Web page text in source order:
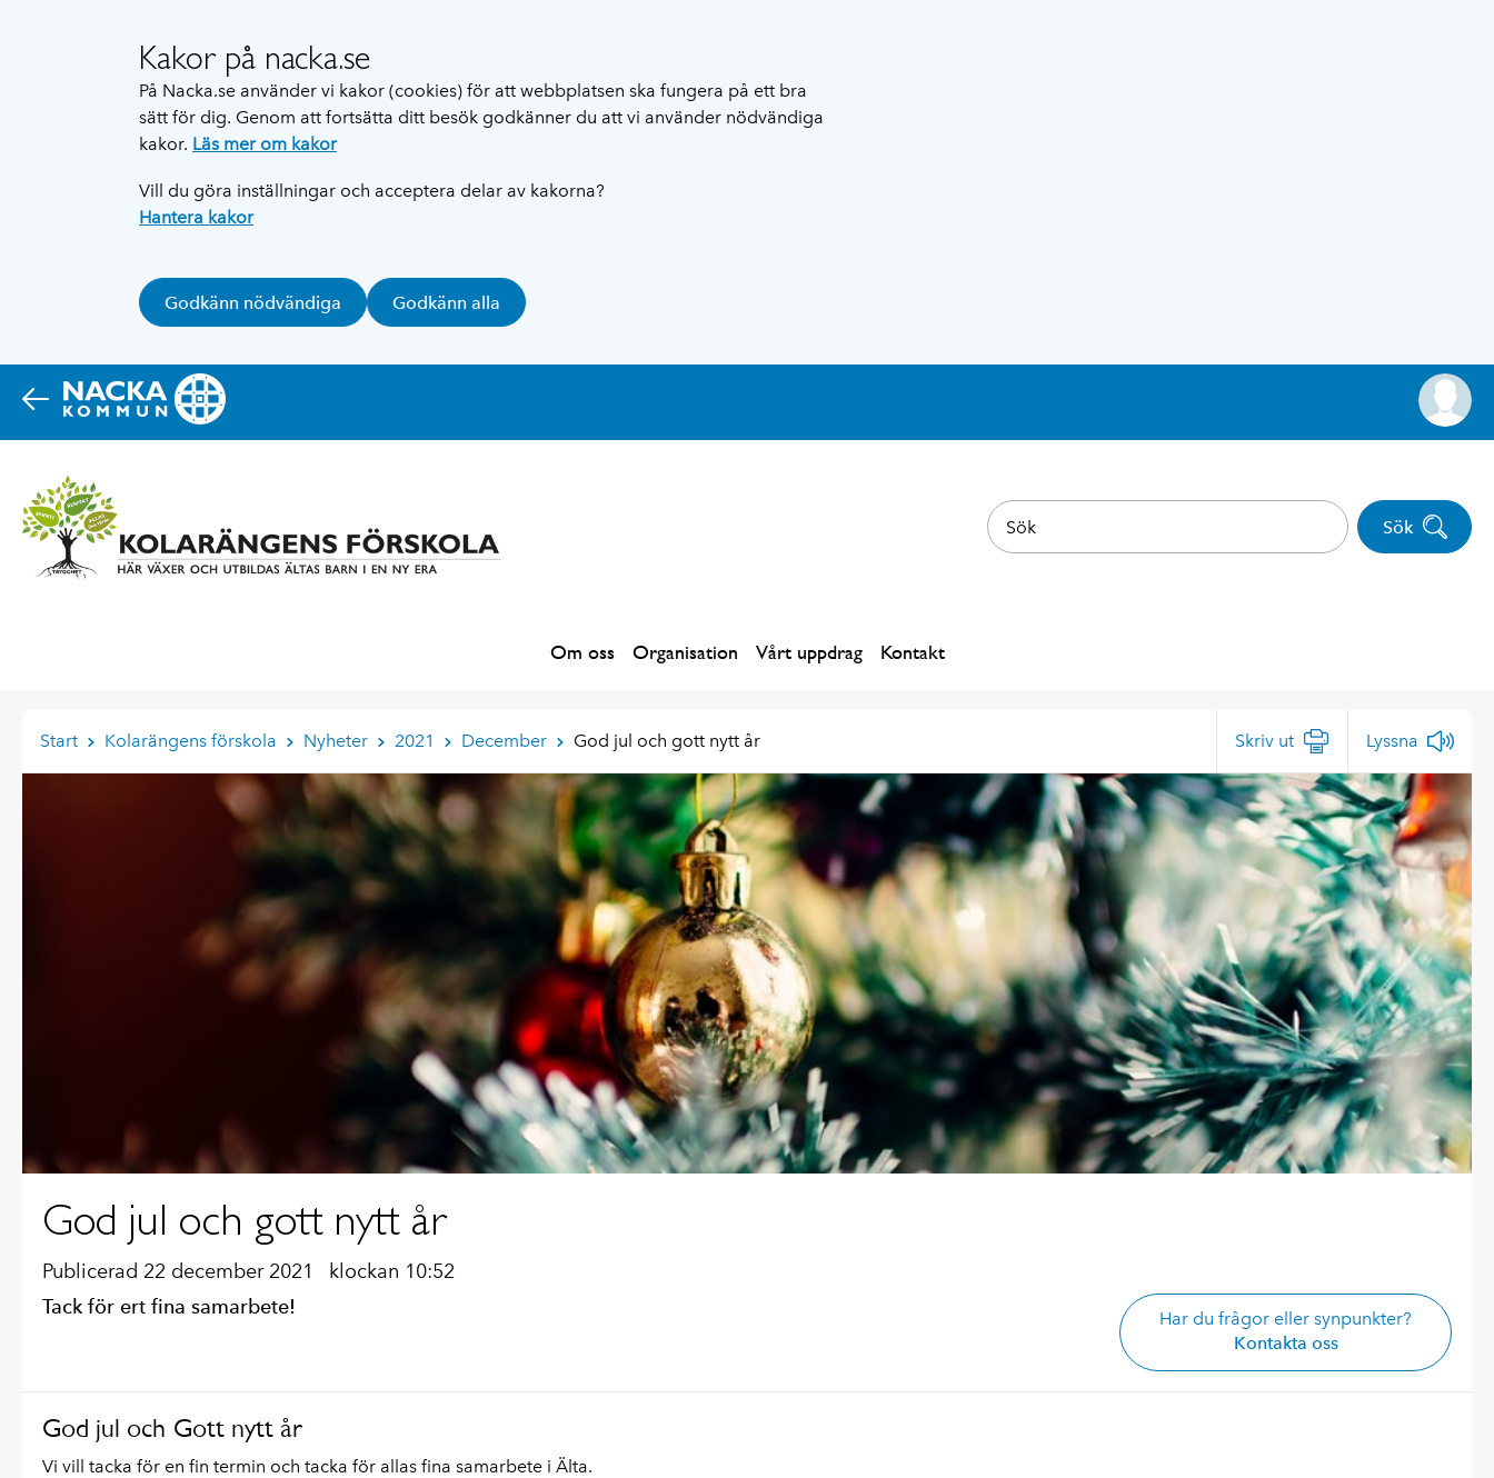
Kakor på nacka.se
På Nacka.se använder vi kakor (cookies) för att webbplatsen ska fungera på ett bra
sätt för dig. Genom att fortsätta ditt besök godkänner du att vi använder nödvändiga
kakor. Läs mer om kakor
Vill du göra inställningar och acceptera delar av kakorna?
Hantera kakor
Godkänn nödvändiga Godkänn alla
Sök
Om oss Organisation Vårt uppdrag Kontakt
Start Kolarängens förskola Nyheter 2021 December God jul och gott nytt år Skriv ut Lyssna
God jul och gott nytt år
Publicerad 22 december 2021 klockan 10:52
Tack för ert fina samarbete!
Har du frågor eller synpunkter?
Kontakta oss
God jul och Gott nytt år
Vi vill tacka för en fin termin och tacka för allas fina samarbete i Älta.